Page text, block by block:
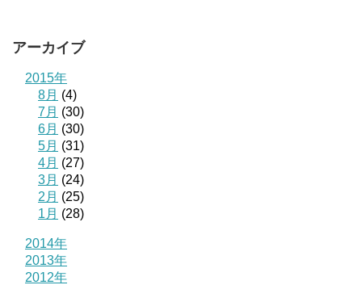
アーカイブ
2015年
8月 (4)
7月 (30)
6月 (30)
5月 (31)
4月 (27)
3月 (24)
2月 (25)
1月 (28)
2014年
2013年
2012年